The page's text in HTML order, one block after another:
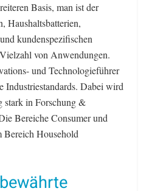
Basis, man ist der
Haushaltsbatterien,
kundenspezifischen
von Anwendungen.
und Technologieführer
Industriestandards. Dabei wird
stark in Forschung &
Bereiche Consumer und
Bereich Household